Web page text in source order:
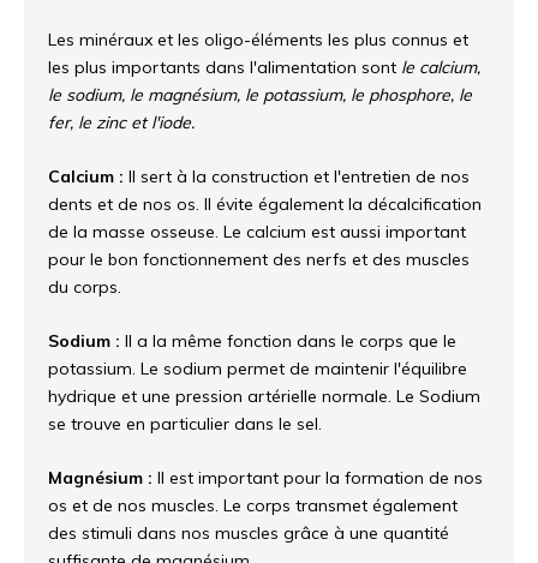
Les minéraux et les oligo-éléments les plus connus et
les plus importants dans l'alimentation sont le calcium,
le sodium, le magnésium, le potassium, le phosphore, le
fer, le zinc et l'iode.
Calcium : Il sert à la construction et l'entretien de nos
dents et de nos os. Il évite également la décalcification
de la masse osseuse. Le calcium est aussi important
pour le bon fonctionnement des nerfs et des muscles
du corps.
Sodium : Il a la même fonction dans le corps que le
potassium. Le sodium permet de maintenir l'équilibre
hydrique et une pression artérielle normale. Le Sodium
se trouve en particulier dans le sel.
Magnésium : Il est important pour la formation de nos
os et de nos muscles. Le corps transmet également
des stimuli dans nos muscles grâce à une quantité